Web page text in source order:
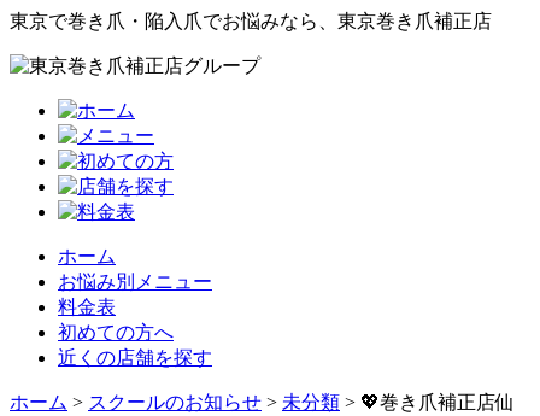
東京で巻き爪・陥入爪でお悩みなら、東京巻き爪補正店
ホーム
お悩み別メニュー
料金表
初めての方へ
近くの店舗を探す
ホーム > スクールのお知らせ > 未分類 > 💖巻き爪補正店仙